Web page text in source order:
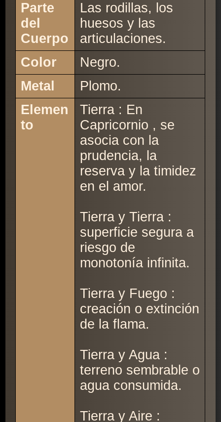
Parte
del
Cuerpo
Las rodillas, los
huesos y las
articulaciones.
Color
Negro.
Metal
Plomo.
Elemen
to
Tierra : En
Capricornio , se
asocia con la
prudencia, la
reserva y la timidez
en el amor.
Tierra y Tierra :
superficie segura a
riesgo de
monotonía infinita.
Tierra y Fuego :
creación o extinción
de la flama.
Tierra y Agua :
terreno sembrable o
agua consumida.
Tierra y Aire :